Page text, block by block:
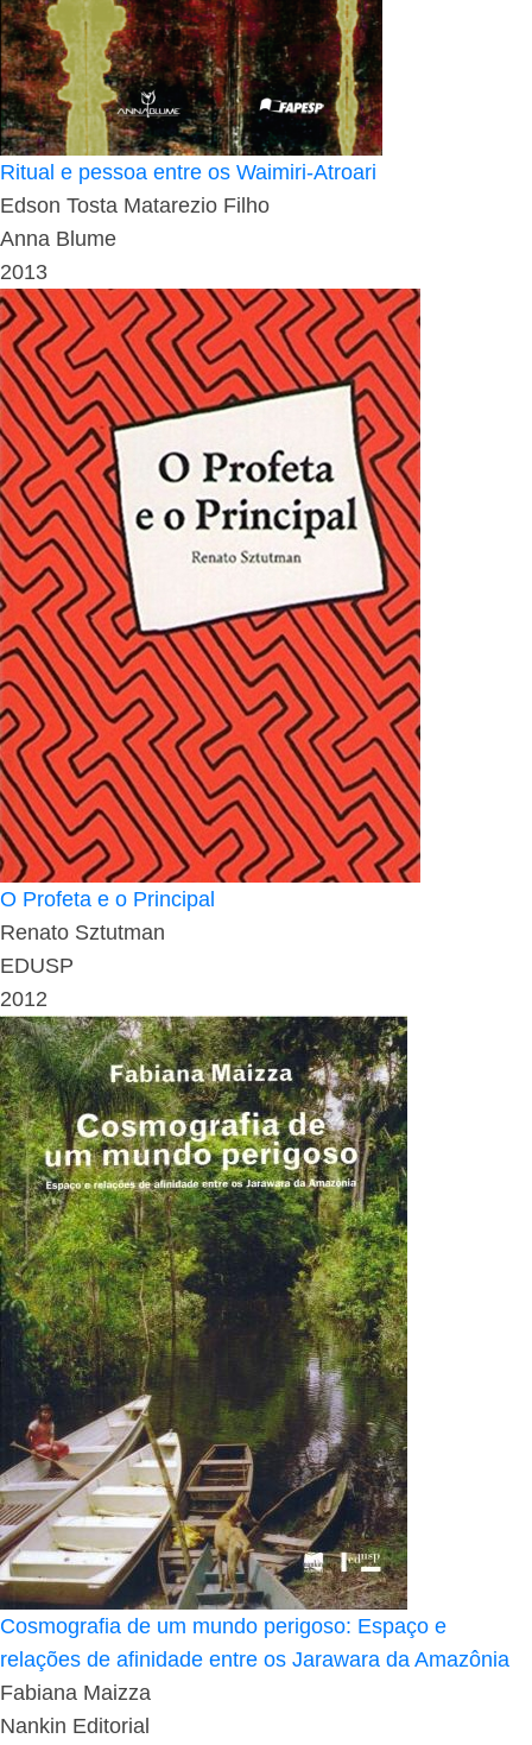
Ritual e pessoa entre os Waimiri-Atroari
Edson Tosta Matarezio Filho
Anna Blume
2013
O Profeta e o Principal
Renato Sztutman
EDUSP
2012
Cosmografia de um mundo perigoso: Espaço e
relações de afinidade entre os Jarawara da Amazônia
Fabiana Maizza
Nankin Editorial